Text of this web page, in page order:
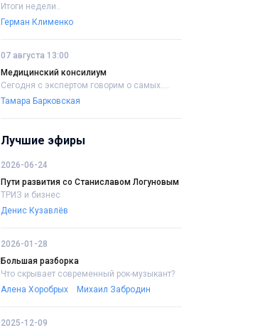
Итоги недели..
Герман Клименко
07 августа 13:00
Медицинский консилиум
Сегодня с экспертом говорим о самых....
Тамара Барковская
Лучшие эфиры
2026-06-24
Пути развития со Станиславом Логуновым
ТРИЗ и бизнес
Денис Кузавлёв
2026-01-28
Большая разборка
Что скрывает современный рок-музыкант?
Алена Хоробрых
Михаил Забродин
2025-12-09